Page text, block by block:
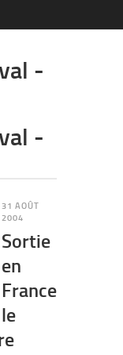
-
-
31 AOÛT
2004
Sortie
en
France
le